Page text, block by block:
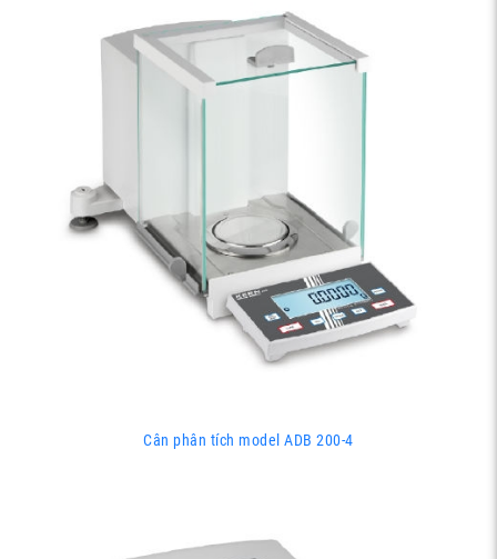
Cân phân tích model ADB 200-4